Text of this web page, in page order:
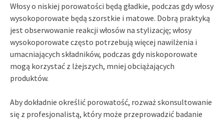
Włosy o niskiej porowatości będą gładkie, podczas gdy włosy
wysokoporowate będą szorstkie i matowe. Dobrą praktyką
jest obserwowanie reakcji włosów na stylizację; włosy
wysokoporowate często potrzebują więcej nawilżenia i
umacniających składników, podczas gdy niskoporowate
mogą korzystać z lżejszych, mniej obciążających
produktów.
Aby dokładnie określić porowatość, rozważ skonsultowanie
się z profesjonalistą, który może przeprowadzić badanie